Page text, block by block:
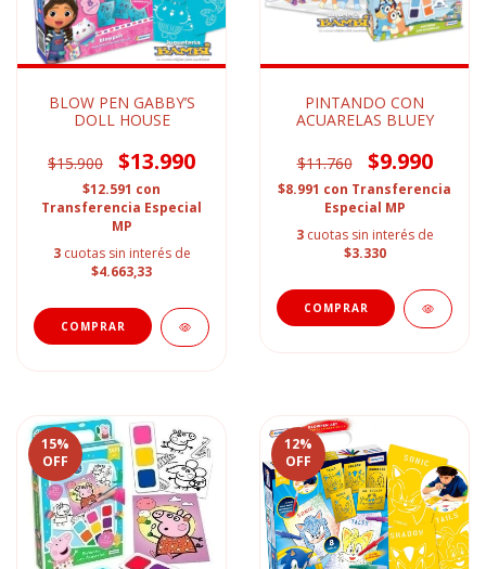
BLOW PEN GABBY’S
DOLL HOUSE
$15.900 $13.990
$12.591 con
Transferencia Especial
MP
3 cuotas sin interés de
$4.663,33
PINTANDO CON
ACUARELAS BLUEY
$11.760 $9.990
$8.991 con Transferencia
Especial MP
3 cuotas sin interés de
$3.330
15%
OFF
12%
OFF